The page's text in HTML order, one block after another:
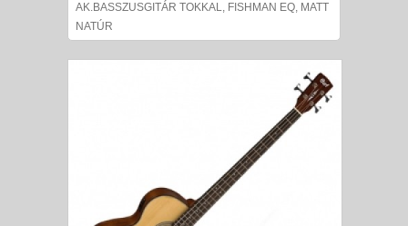
AK.BASSZUSGITÁR TOKKAL, FISHMAN EQ, MATT
NATÚR